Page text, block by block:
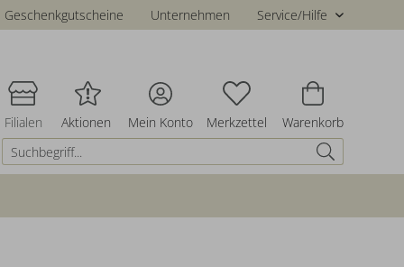
Geschenkgutscheine Unternehmen Service/Hilfe
Filialen Aktionen Mein Konto Merkzettel Warenkorb